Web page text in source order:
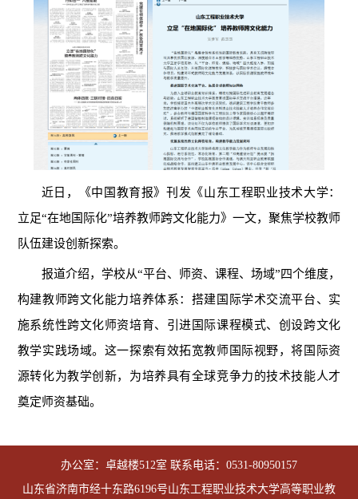
近日，《中国教育报》刊发《山东工程职业技术大学：
立足“在地国际化”培养教师跨文化能力》一文，聚焦学校教师
队伍建设创新探索。
报道介绍，学校从“平台、师资、课程、场域”四个维度，
构建教师跨文化能力培养体系：搭建国际学术交流平台、实
施系统性跨文化师资培育、引进国际课程模式、创设跨文化
教学实践场域。这一探索有效拓宽教师国际视野，将国际资
源转化为教学创新，为培养具有全球竞争力的技术技能人才
奠定师资基础。
办公室：卓越楼512室 联系电话：0531-80950157
山东省济南市经十东路6196号山东工程职业技术大学高等职业教